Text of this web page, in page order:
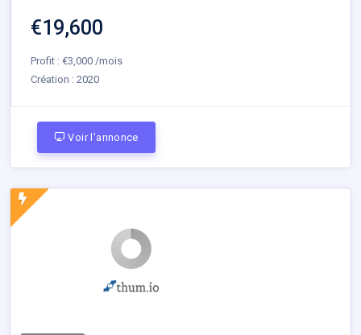
€19,600
Profit : €3,000 /mois
Création : 2020
Voir l'annonce